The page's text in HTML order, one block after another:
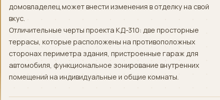
домовладелец может внести изменения в отделку на свой
вкус.
Отличительные черты проекта КД-310: две просторные
террасы, которые расположены на противоположных
сторонах периметра здания, пристроенные гараж для
автомобиля, функциональное зонирование внутренних
помещений на индивидуальные и общие комнаты.
+7 (812) 777-00-92 ›